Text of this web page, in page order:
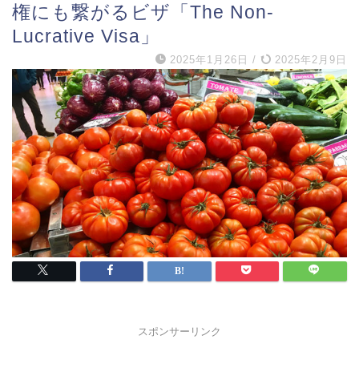
権にも繋がるビザ「The Non-
Lucrative Visa」
2025年1月26日 / 2025年2月9日
スポンサーリンク